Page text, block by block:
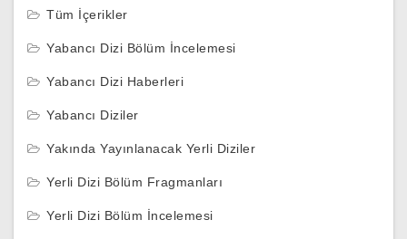
Tüm İçerikler
Yabancı Dizi Bölüm İncelemesi
Yabancı Dizi Haberleri
Yabancı Diziler
Yakında Yayınlanacak Yerli Diziler
Yerli Dizi Bölüm Fragmanları
Yerli Dizi Bölüm İncelemesi